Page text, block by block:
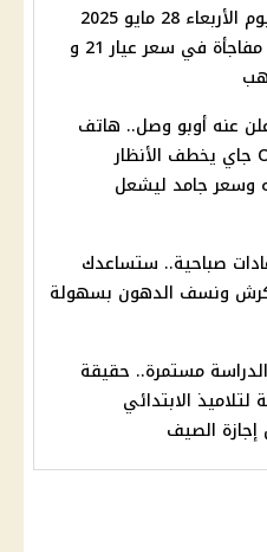
سعر الذهب اليوم الأربعاء 28 مايو 2025
للبيع والشراء.. مفاجأة في سعر عيار 21 و
عنه أوبو وصل.. هاتف
OPPO Reno 14 جاي يخطف الأنظار
وسعر جامد ليشعل
على 5 عادات صباحية.. ستساعدك
ونسف الدهون بسهولة
مستمرة.. حقيقة
لتلاميذ الابتدائي
الصيف